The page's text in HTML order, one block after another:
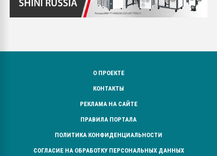
О ПРОЕКТЕ
КОНТАКТЫ
РЕКЛАМА НА САЙТЕ
ПРАВИЛА ПОРТАЛА
ПОЛИТИКА КОНФИДЕНЦИАЛЬНОСТИ
СОГЛАСИЕ НА ОБРАБОТКУ ПЕРСОНАЛЬНЫХ ДАННЫХ